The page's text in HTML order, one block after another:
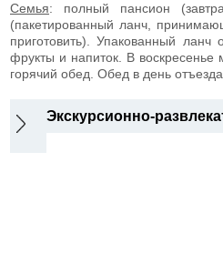
Семья: полный пансион
(пакетированный ланч,
приготовить). Упакованный ланч
фрукты и напиток. В воскресенье
горячий обед. Обед в день
Экскурсионно-